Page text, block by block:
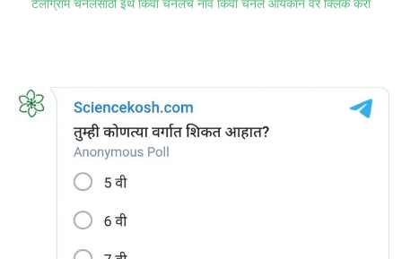
टेलीग्राम चॅनेलसाठी इथे किंवा चॅनेलचे नाव किंवा चॅनेल आयकॉन वर क्लिक करा